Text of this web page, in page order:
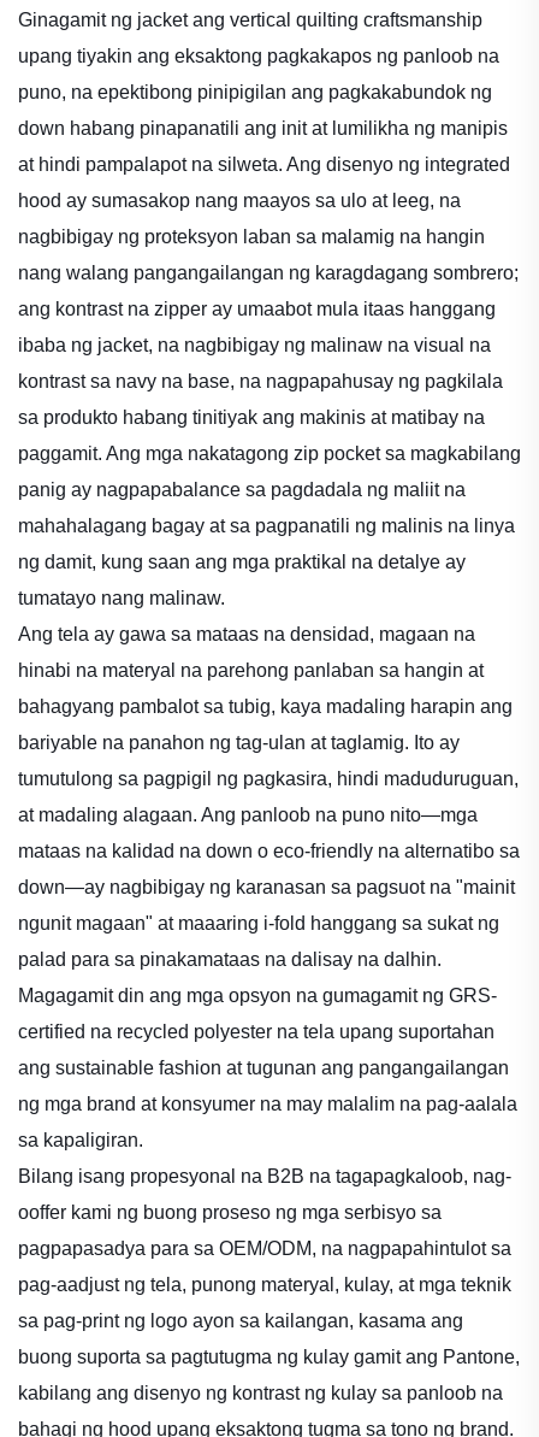
Ginagamit ng jacket ang vertical quilting craftsmanship
upang tiyakin ang eksaktong pagkakapos ng panloob na
puno, na epektibong pinipigilan ang pagkakabundok ng
down habang pinapanatili ang init at lumilikha ng manipis
at hindi pampalapot na silweta. Ang disenyo ng integrated
hood ay sumasakop nang maayos sa ulo at leeg, na
nagbibigay ng proteksyon laban sa malamig na hangin
nang walang pangangailangan ng karagdagang sombrero;
ang kontrast na zipper ay umaabot mula itaas hanggang
ibaba ng jacket, na nagbibigay ng malinaw na visual na
kontrast sa navy na base, na nagpapahusay ng pagkilala
sa produkto habang tinitiyak ang makinis at matibay na
paggamit. Ang mga nakatagong zip pocket sa magkabilang
panig ay nagpapabalance sa pagdadala ng maliit na
mahahalagang bagay at sa pagpanatili ng malinis na linya
ng damit, kung saan ang mga praktikal na detalye ay
tumatayo nang malinaw.
Ang tela ay gawa sa mataas na densidad, magaan na
hinabi na materyal na parehong panlaban sa hangin at
bahagyang pambalot sa tubig, kaya madaling harapin ang
bariyable na panahon ng tag-ulan at taglamig. Ito ay
tumutulong sa pagpigil ng pagkasira, hindi maduduruguan,
at madaling alagaan. Ang panloob na puno nito—mga
mataas na kalidad na down o eco-friendly na alternatibo sa
down—ay nagbibigay ng karanasan sa pagsuot na "mainit
ngunit magaan" at maaaring i-fold hanggang sa sukat ng
palad para sa pinakamataas na dalisay na dalhin.
Magagamit din ang mga opsyon na gumagamit ng GRS-
certified na recycled polyester na tela upang suportahan
ang sustainable fashion at tugunan ang pangangailangan
ng mga brand at konsyumer na may malalim na pag-aalala
sa kapaligiran.
Bilang isang propesyonal na B2B na tagapagkaloob, nag-
ooffer kami ng buong proseso ng mga serbisyo sa
pagpapasadya para sa OEM/ODM, na nagpapahintulot sa
pag-aadjust ng tela, punong materyal, kulay, at mga teknik
sa pag-print ng logo ayon sa kailangan, kasama ang
buong suporta sa pagtutugma ng kulay gamit ang Pantone,
kabilang ang disenyo ng kontrast ng kulay sa panloob na
bahagi ng hood upang eksaktong tugma sa tono ng brand.